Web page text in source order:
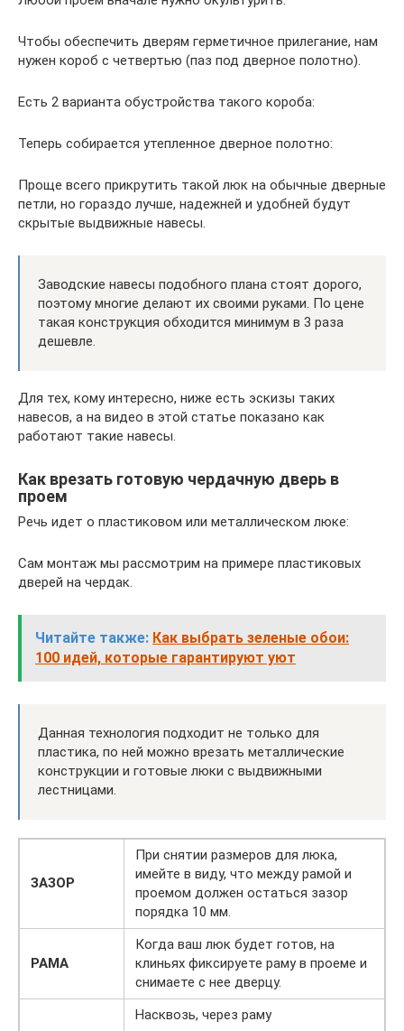
Чтобы обеспечить дверям герметичное прилегание, нам
нужен короб с четвертью (паз под дверное полотно).
Есть 2 варианта обустройства такого короба:
Теперь собирается утепленное дверное полотно:
Проще всего прикрутить такой люк на обычные дверные
петли, но гораздо лучше, надежней и удобней будут
скрытые выдвижные навесы.
Заводские навесы подобного плана стоят дорого,
поэтому многие делают их своими руками. По цене
такая конструкция обходится минимум в 3 раза
дешевле.
Для тех, кому интересно, ниже есть эскизы таких
навесов, а на видео в этой статье показано как
работают такие навесы.
Как врезать готовую чердачную дверь в
проем
Речь идет о пластиковом или металлическом люке:
Сам монтаж мы рассмотрим на примере пластиковых
дверей на чердак.
Читайте также: Как выбрать зеленые обои:
100 идей, которые гарантируют уют
Данная технология подходит не только для
пластика, по ней можно врезать металлические
конструкции и готовые люки с выдвижными
лестницами.
ЗАЗОР
При снятии размеров для люка,
имейте в виду, что между рамой и
проемом должен остаться зазор
порядка 10 мм.
РАМА
Когда ваш люк будет готов, на
клиньях фиксируете раму в проеме и
снимаете с нее дверцу.
Насквозь, через раму